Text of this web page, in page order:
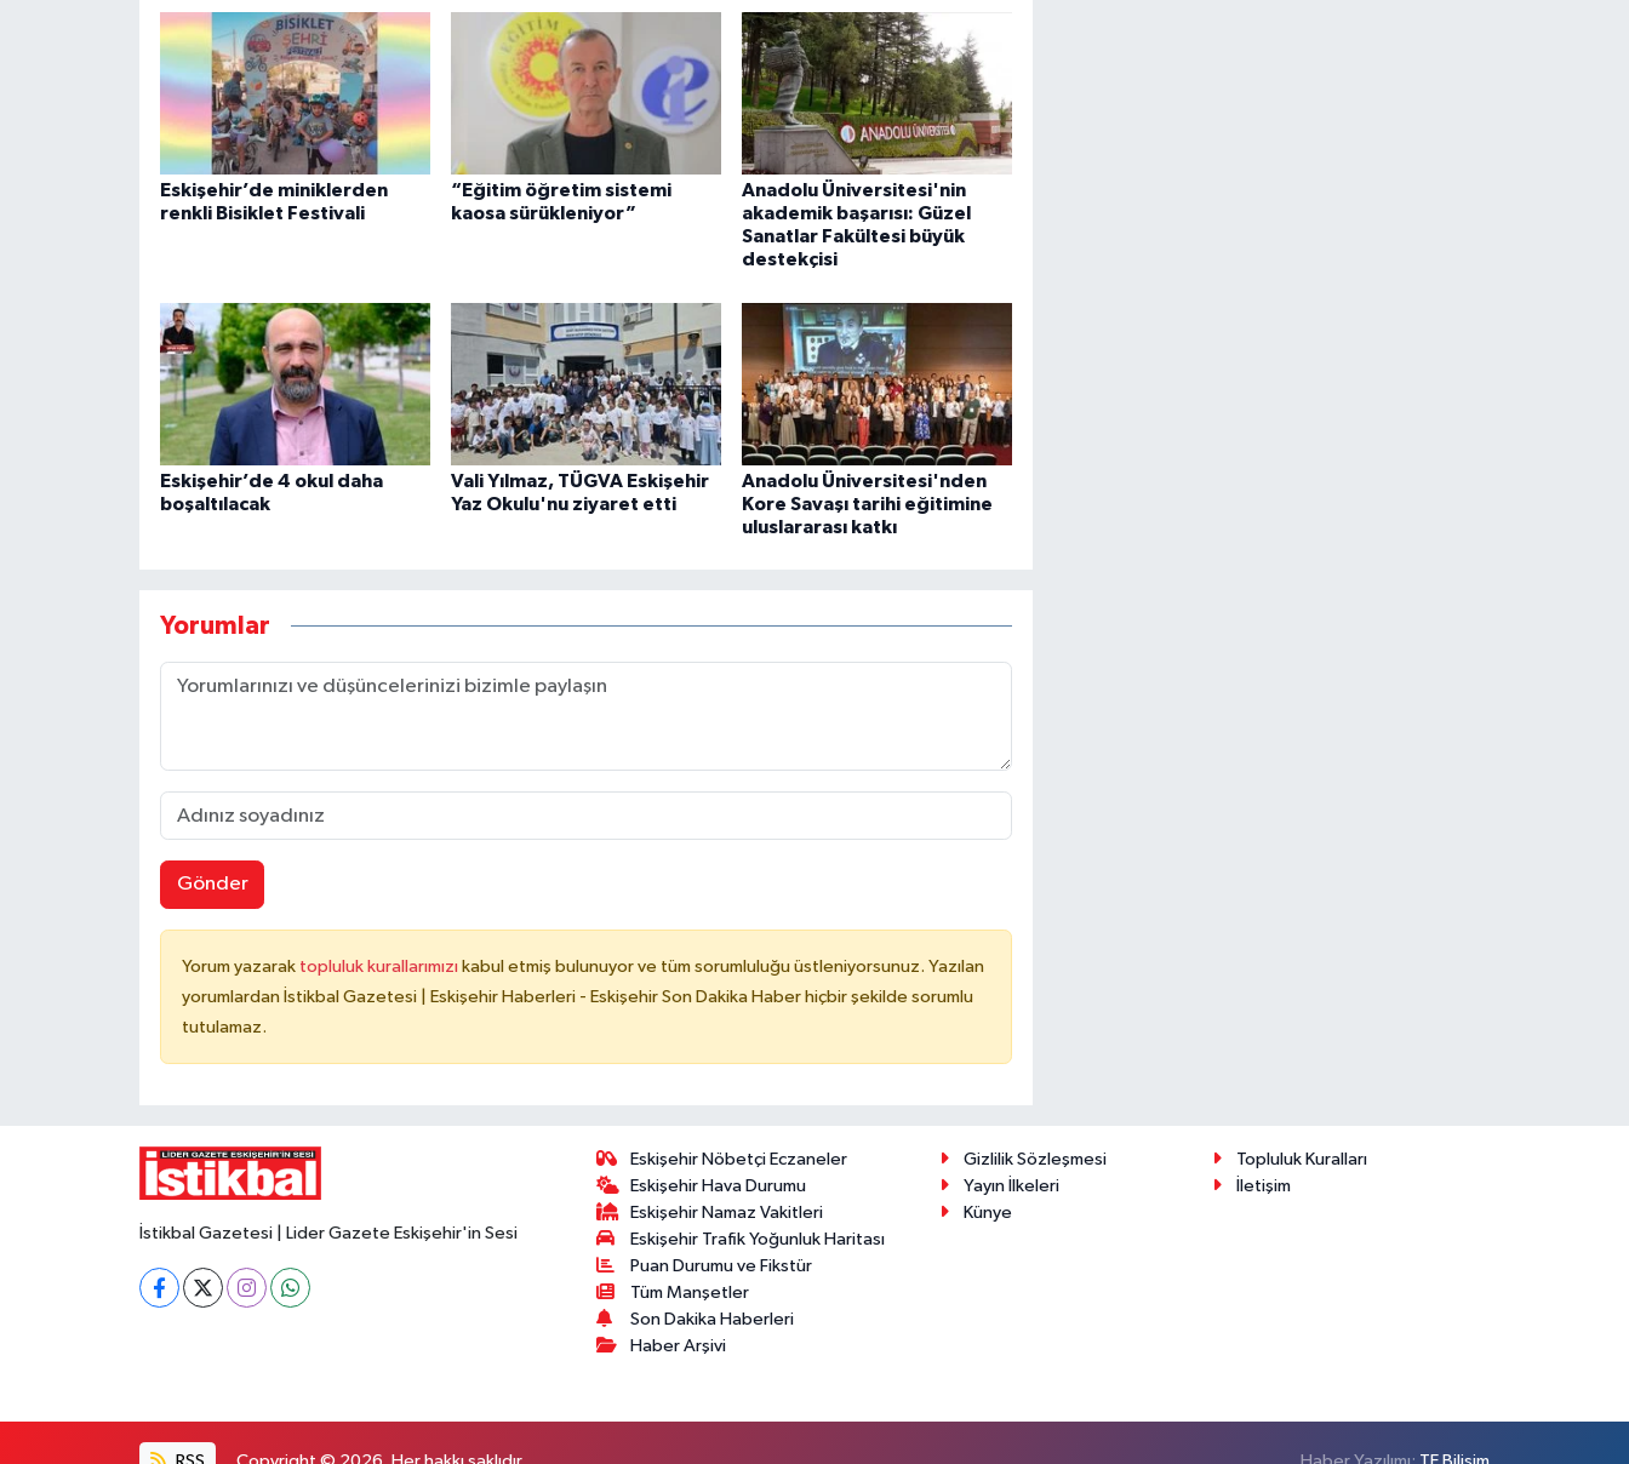
Eskişehir’de miniklerden
renkli Bisiklet Festivali
“Eğitim öğretim sistemi
kaosa sürükleniyor”
Anadolu Üniversitesi'nin
akademik başarısı: Güzel
Sanatlar Fakültesi büyük
destekçisi
Eskişehir’de 4 okul daha
boşaltılacak
Vali Yılmaz, TÜGVA Eskişehir
Yaz Okulu'nu ziyaret etti
Anadolu Üniversitesi'nden
Kore Savaşı tarihi eğitimine
uluslararası katkı
Yorumlar
Gönder
Yorum yazarak topluluk kurallarımızı kabul etmiş bulunuyor ve tüm sorumluluğu üstleniyorsunuz. Yazılan
yorumlardan İstikbal Gazetesi | Eskişehir Haberleri - Eskişehir Son Dakika Haber hiçbir şekilde sorumlu
tutulamaz.
İstikbal Gazetesi | Lider Gazete Eskişehir'in Sesi
Eskişehir Nöbetçi Eczaneler
Eskişehir Hava Durumu
Eskişehir Namaz Vakitleri
Eskişehir Trafik Yoğunluk Haritası
Puan Durumu ve Fikstür
Tüm Manşetler
Son Dakika Haberleri
Haber Arşivi
Gizlilik Sözleşmesi
Topluluk Kuralları
Yayın İlkeleri
İletişim
Künye